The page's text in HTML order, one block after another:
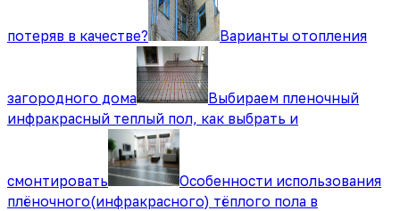
потеряв в качестве? Варианты отопления
загородного дома
Выбираем пленочный
инфракрасный теплый пол, как выбрать и
смонтировать
Особенности использования
плёночного(инфракрасного) тёплого пола в